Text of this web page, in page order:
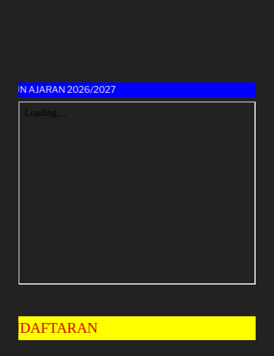
AJARAN 2026/2027